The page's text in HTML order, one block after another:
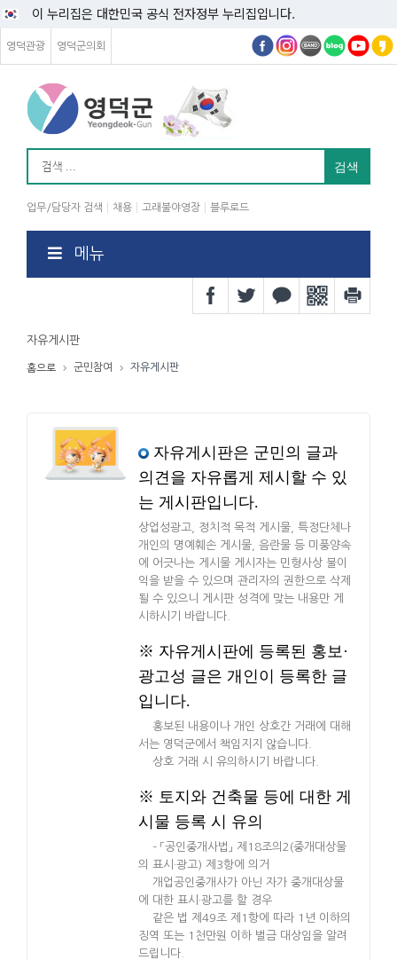
이 누리집은 대한민국 공식 전자정부 누리집입니다.
영덕관광 영덕군의회
업무/담당자 검색 채용 고래불야영장 블루로드
메뉴
자유게시판
홈으로 군민참여 자유게시판
자유게시판은 군민의 글과
의견을 자유롭게 제시할 수 있
는 게시판입니다.
상업성광고, 정치적 목적 게시물, 특정단체나
개인의 명예훼손 게시물, 음란물 등 미풍양속
에 어긋나는 게시물 게시자는 민형사상 불이
익을 받을 수 있으며 관리자의 권한으로 삭제
될 수 있으니 게시판 성격에 맞는 내용만 게
시하시기 바랍니다.
※ 자유게시판에 등록된 홍보·
광고성 글은 개인이 등록한 글
입니다.
홍보된 내용이나 개인 상호간 거래에 대해
서는 영덕군에서 책임지지 않습니다.
상호 거래 시 유의하시기 바랍니다.
※ 토지와 건축물 등에 대한 게
시물 등록 시 유의
– 「공인중개사법」 제18조의2(중개대상물
의 표시·광고) 제3항에 의거
개업공인중개사가 아닌 자가 중개대상물
에 대한 표시·광고를 할 경우
같은 법 제49조 제1항에 따라 1년 이하의
징역 또는 1천만원 이하 벌금 대상임을 알려
드립니다.